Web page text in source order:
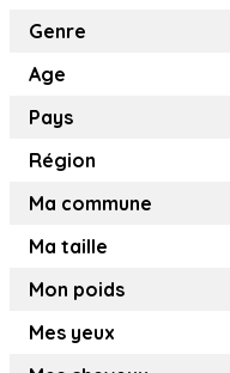
Genre
Age
Pays
Région
Ma commune
Ma taille
Mon poids
Mes yeux